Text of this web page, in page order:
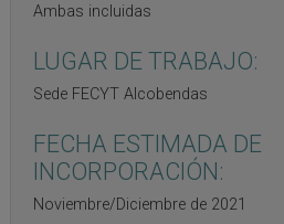
Ambas incluidas
LUGAR DE TRABAJO:
Sede FECYT Alcobendas
FECHA ESTIMADA DE
INCORPORACIÓN:
Noviembre/Diciembre de 2021